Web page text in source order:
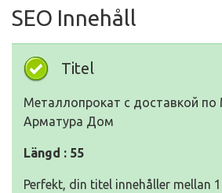
SEO Innehåll
Titel
Металлопрокат с доставкой
Арматура Дом
Längd : 55
Perfekt, din titel innehåller mellan